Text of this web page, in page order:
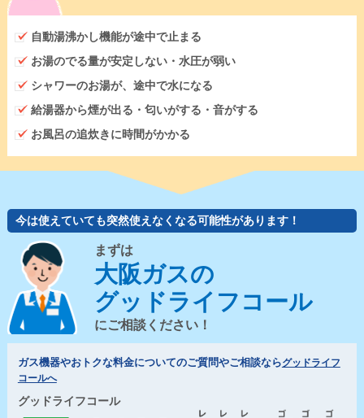
自動湯沸かし機能が途中で止まる
お湯のでる量が安定しない・水圧が弱い
シャワーのお湯が、途中で水になる
給湯器から煙が出る・匂いがする・音がする
お風呂の追炊きに時間がかかる
今は使えていても突然使えなくなる可能性があります！
まずは
大阪ガスの
グッドライフコール
にご相談ください！
ガス機器やおトクな料金についてのご質問やご相談ならグッドライフ
コールへ
グッドライフコール